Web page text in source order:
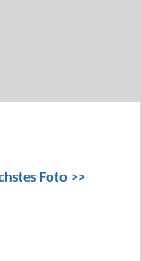
Foto >>